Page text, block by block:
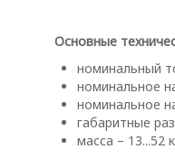
Основные
номинальный
номинальное
номинальное
габаритные
масса – 13...52